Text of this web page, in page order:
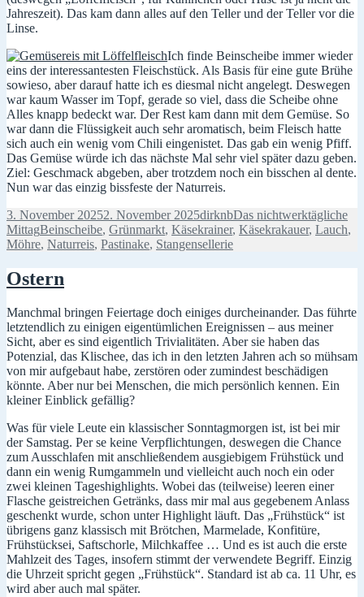
Jahreszeit). Das kam dann alles auf den Teller und der Teller vor die
Linse.
Ich finde Beinscheibe immer wieder
eins der interessantesten Fleischstück. Als Basis für eine gute Brühe
sowieso, aber darauf hatte ich es diesmal nicht angelegt. Deswegen
war kaum Wasser im Topf, gerade so viel, dass die Scheibe ohne
Alles knapp bedeckt war. Der Rest kam dann mit dem Gemüse. So
war dann die Flüssigkeit auch sehr aromatisch, beim Fleisch hatte
sich auch ein wenig vom Chili eingenistet. Das gab ein wenig Pfiff.
Das Gemüse würde ich das nächste Mal sehr viel später dazu geben.
Ziel: Geschmack abgeben, aber trotzdem noch ein bisschen al dente.
Nun war das einzig bissfeste der Naturreis.
Veröffentlicht
am
3. November 20252. November 2025Autor
dirknbKategorien
Das nichtwerktägliche
MittagSchlagwörter
Beinscheibe, Grünmarkt, Käsekrainer, Käsekrakauer, Lauch,
Möhre, Naturreis, Pastinake, Stangensellerie
Ostern
Manchmal bringen Feiertage doch einiges durcheinander. Das führte
letztendlich zu einigen eigentümlichen Ereignissen – aus meiner
Sicht, aber es sind eigentlich Trivialitäten. Aber sie haben das
Potenzial, das Klischee, das ich in den letzten Jahren ach so mühsam
von mir aufgebaut habe, zerstören oder zumindest beschädigen
könnte. Aber nur bei Menschen, die mich persönlich kennen. Ein
kleiner Einblick gefällig?
Was für viele Leute ein klassischer Sonntagmorgen ist, ist bei mir
der Samstag. Per se keine Verpflichtungen, deswegen die Chance
zum Ausschlafen mit anschließendem ausgiebigem Frühstück und
dann ein wenig Rumgammeln und vielleicht auch noch ein oder
zwei kleinen Tageshighlights. Wobei das (teilweise) leeren einer
Flasche geistreichen Getränks, dass mir mal aus gegebenem Anlass
geschenkt wurde, schon unter Highlight läuft. Das „Frühstück“ ist
übrigens ganz klassisch mit Brötchen, Marmelade, Konfitüre,
Frühstücksei, Saftschorle, Milchkaffee … Und es ist auch die erste
Mahlzeit des Tages, insofern stimmt der verwendete Begriff. Einzig
die Uhrzeit spricht gegen „Frühstück“. Standard ist ab ca. 11 Uhr, es
wird aber auch mal später.